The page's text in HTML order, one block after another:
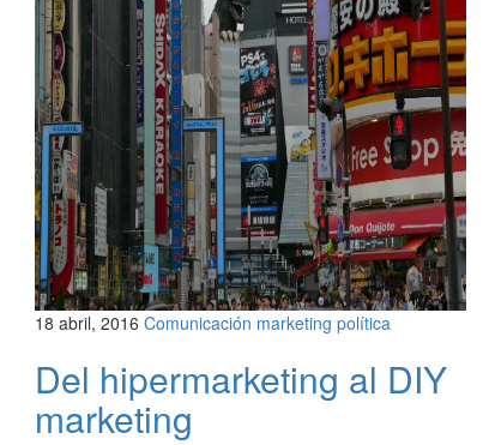
18 abril, 2016 Comunicación marketing política
Del hipermarketing al DIY
marketing